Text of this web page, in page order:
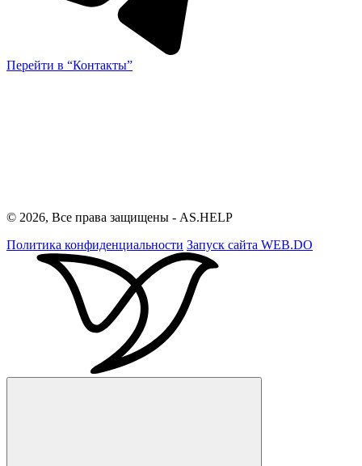
Перейти в “Контакты”
© 2026, Все права защищены - AS.HELP
Политика конфиденциальности Запуск сайта WEB.DO